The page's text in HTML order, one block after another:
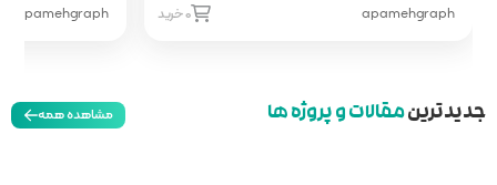
0 خرید 0 خرید
مشاهده همه